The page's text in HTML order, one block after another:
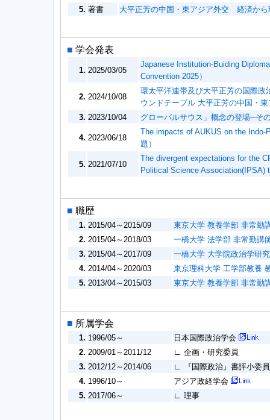
5. 著書 大平正芳の中国・東アジア外交 経済か
■ 学会発表
1. 2025/03/05
Japanese Institution-Buiding
Convention 2025）
2. 2024/10/08
環太平洋連帯及び大平正芳の国際政
ウンドテーブル 大平正芳の中国・
3. 2023/10/04 グローバルサウス」概念の登場─そ
4. 2023/06/18
The impacts of AUKUS on the Indo-
題）
5. 2021/07/10
The divergent expectations for the
Political Science Association(IPSA)
■ 職歴
1. 2015/04～2015/09
東京大学 教養学部 非常勤
2. 2015/04～2018/03
一橋大学 法学部 非常勤講
3. 2015/04～2017/09
一橋大学 大学院政治学研
4. 2014/04～2020/03
東京理科大学 工学部教養
5. 2013/04～2015/03 東京大学 教養学部 非常勤
■ 所属学会
1. 1996/05～
日本国際政治学会
2. 2009/01～2011/12
∟ 企画・研究委員
3. 2012/12～2014/06
∟ 『国際政治』書評小委
4. 1996/10～
アジア政経学会
5. 2017/06～ ∟ 理事